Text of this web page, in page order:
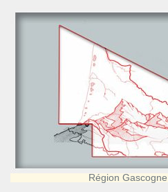
Région